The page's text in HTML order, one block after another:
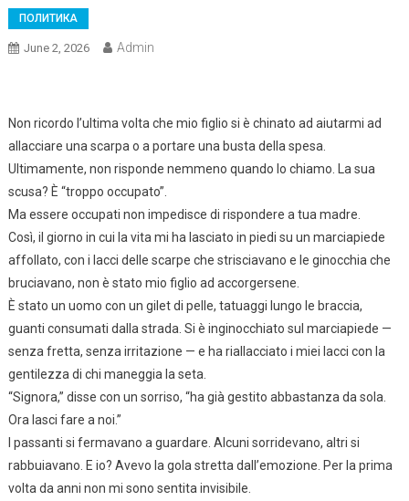
ПОЛИТИКА
June 2, 2026 Admin
Non ricordo l’ultima volta che mio figlio si è chinato ad aiutarmi ad
allacciare una scarpa o a portare una busta della spesa.
Ultimamente, non risponde nemmeno quando lo chiamo. La sua
scusa? È “troppo occupato”.
Ma essere occupati non impedisce di rispondere a tua madre.
Così, il giorno in cui la vita mi ha lasciato in piedi su un marciapiede
affollato, con i lacci delle scarpe che strisciavano e le ginocchia che
bruciavano, non è stato mio figlio ad accorgersene.
È stato un uomo con un gilet di pelle, tatuaggi lungo le braccia,
guanti consumati dalla strada. Si è inginocchiato sul marciapiede —
senza fretta, senza irritazione — e ha riallacciato i miei lacci con la
gentilezza di chi maneggia la seta.
“Signora,” disse con un sorriso, “ha già gestito abbastanza da sola.
Ora lasci fare a noi.”
I passanti si fermavano a guardare. Alcuni sorridevano, altri si
rabbuiavano. E io? Avevo la gola stretta dall’emozione. Per la prima
volta da anni non mi sono sentita invisibile.